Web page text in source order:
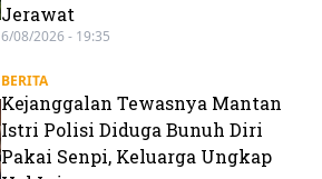
Jerawat
6/08/2026 - 19:35
BERITA
Kejanggalan Tewasnya Mantan
Istri Polisi Diduga Bunuh Diri
Pakai Senpi, Keluarga Ungkap